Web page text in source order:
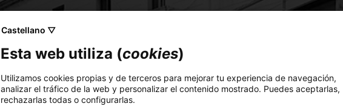
Castellano ▽
Esta web utiliza (cookies)
Utilizamos cookies propias y de terceros para mejorar tu experiencia de navegación,
analizar el tráfico de la web y personalizar el contenido mostrado. Puedes aceptarlas,
rechazarlas todas o configurarlas.